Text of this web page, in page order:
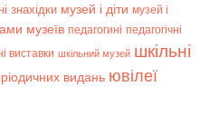
знахідки музей і діти музей і
музеїв педагогині педагогічні
виставки шкільний музей шкільні
видань ювілеї